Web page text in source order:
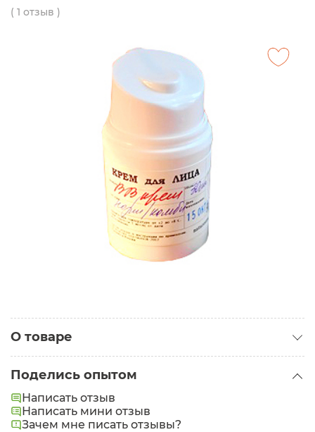
( 1 отзыв )
О товаре
Тип кожи:
Комбинированная
Поделись опытом
Написать отзыв
Написать мини отзыв
Зачем мне писать отзывы?